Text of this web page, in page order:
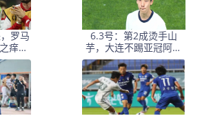
罗马
痒能
6.3号：第2成烫手山
芋，大连不踢亚冠阿奇
+马莱莱没必要换练好新
星更重要